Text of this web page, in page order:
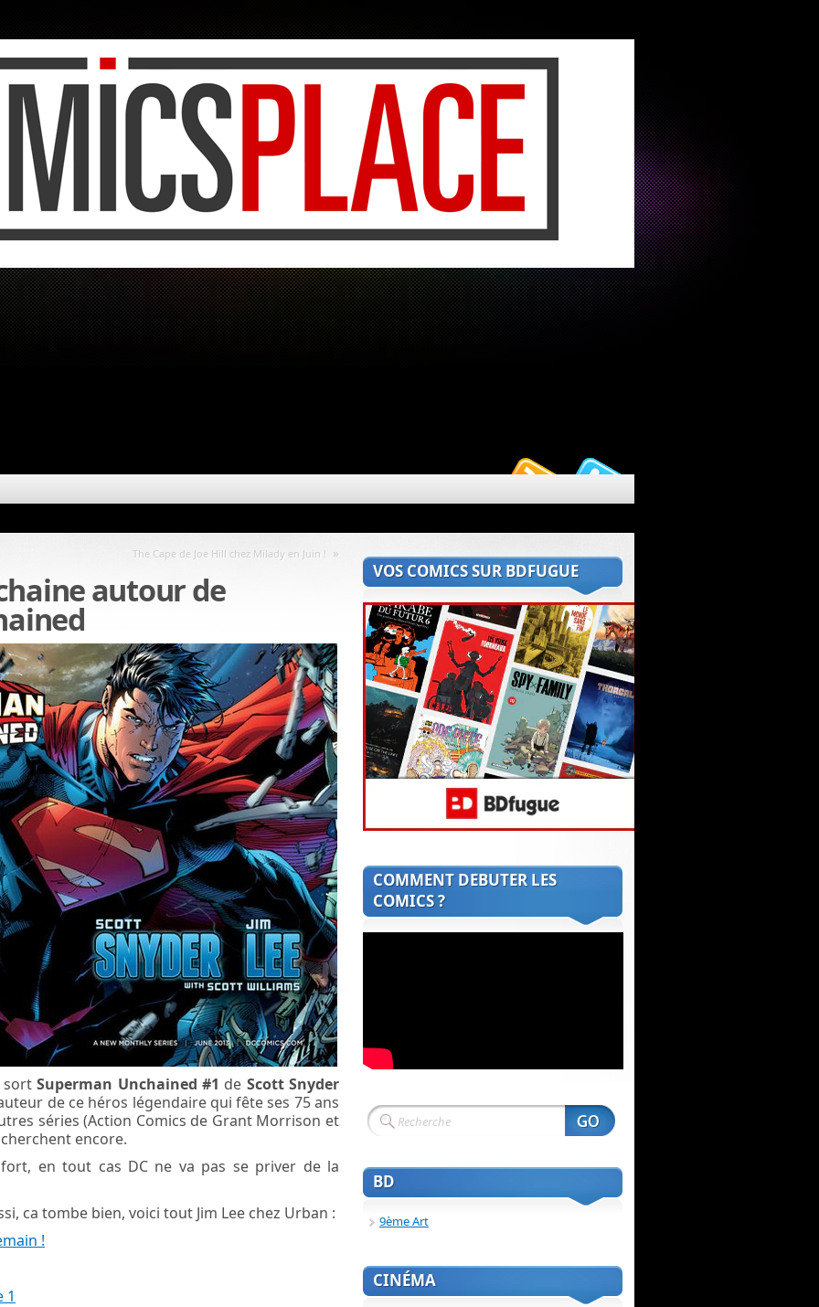
The Cape de Joe Hill chez Milady en Juin ! »
autour de
sortSuperman Unchained #1 de Scott Snyder
de ce héros légendaire qui fête ses 75 ans
séries (Action Comics de Grant Morrison et
encore.
en tout cas DC ne va pas se priver de la
ca tombe bien, voici tout Jim Lee chez Urban :
!
1
VOS COMICS SUR BDFUGUE
COMMENT DEBUTER LES
COMICS ?
BD
9ème Art
CINÉMA